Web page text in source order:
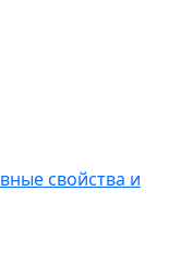
свойства и